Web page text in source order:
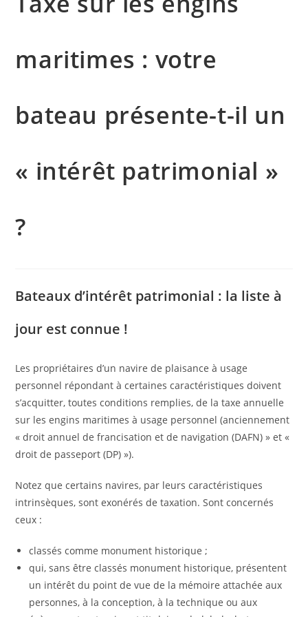
maritimes : votre
bateau présente-t-il un
« intérêt patrimonial »
?
Bateaux d’intérêt patrimonial : la liste à
jour est connue !
Les propriétaires d’un navire de plaisance à usage
personnel répondant à certaines caractéristiques doivent
s’acquitter, toutes conditions remplies, de la taxe annuelle
sur les engins maritimes à usage personnel (anciennement
« droit annuel de francisation et de navigation (DAFN) » et «
droit de passeport (DP) »).
Notez que certains navires, par leurs caractéristiques
intrinsèques, sont exonérés de taxation. Sont concernés
ceux :
classés comme monument historique ;
qui, sans être classés monument historique, présentent
un intérêt du point de vue de la mémoire attachée aux
personnes, à la conception, à la technique ou aux